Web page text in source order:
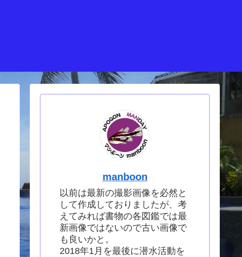
manboon
以前は最新の撮影画像を必然と
して作成しておりましたが、考
えてみれば書物の各図鑑では最
新画像ではないので古い画像で
も良いかと。
2018年1月を最後に潜水活動を